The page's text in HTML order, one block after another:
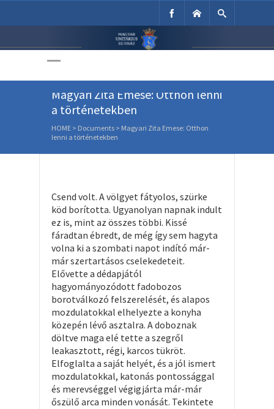
Unitárius Egyház
Magyari Zita Emese: Otthon lenni
a történetekben
HOME > Documents > Magyari Zita Emese: Otthon
lenni a történetekben
Csend volt. A völgyet fátyolos, szürke
köd borította. Ugyanolyan napnak indult
ez is, mint az összes többi. Kissé
fáradtan ébredt, de még így sem hagyta
volna ki a szombati napot indító már-
már szertartásos cselekedeteit.
Elővette a dédapjától
hagyományozódott fadobozos
borotválkozó felszerelését, és alapos
mozdulatokkal elhelyezte a konyha
közepén lévő asztalra. A doboznak
döltve maga elé tette a szegről
leakasztott, régi, karcos tükröt.
Elfoglalta a saját helyét, és a jól ismert
mozdulatokkal, katonás pontossággal
és merevséggel végigjárta már-már
őszülő arca minden vonását. Tekintete